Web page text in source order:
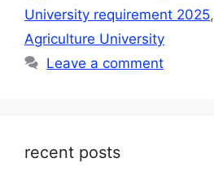
University requirement 2025,
Agriculture University
Leave a comment
recent posts